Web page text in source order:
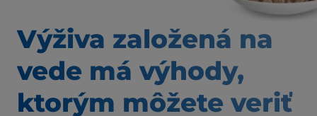
Výživa založená na
vede má výhody,
ktorým môžete veriť